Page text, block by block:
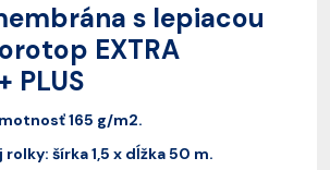
s lepiacou
EXTRA
PLUS
165 g/m2.
šírka 1,5 x dĺžka 50 m.